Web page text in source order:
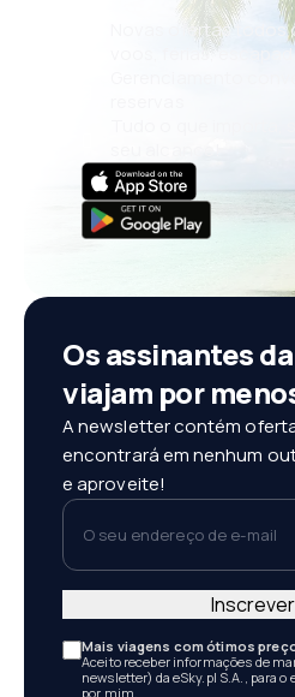
Novas ofertas todos
voos, férias,
Gerenciamento
Tudo o que importa,
Os assinantes da
viajam por
A newsletter contém
encontrará em nenhum
e aproveite!
O seu endereço de e-mail
Mais viagens com ótimos
Aceito receber informações de
newsletter) da eSky.pl S.A., para
por mim.